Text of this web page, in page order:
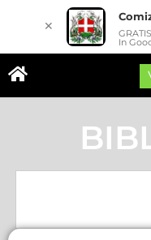
✕ GRATIS
In